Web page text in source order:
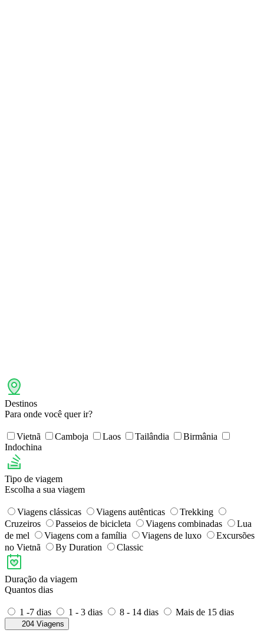
Destinos
Para onde você quer ir?
Vietnã Camboja Laos Tailândia
Birmânia
Indochina
Tipo de viagem
Escolha a sua viagem
Viagens clássicas Viagens autênticas
Trekking
Cruzeiros
Passeios de bicicleta Viagens combinadas
Lua
de mel
Viagens com a família Viagens de luxo
Excursões
no Vietnã
By Duration Classic
Duração da viagem
Quantos dias
1 -7 dias 1 - 3 dias 8 - 14 dias Mais de 15 dias
204 Viagens